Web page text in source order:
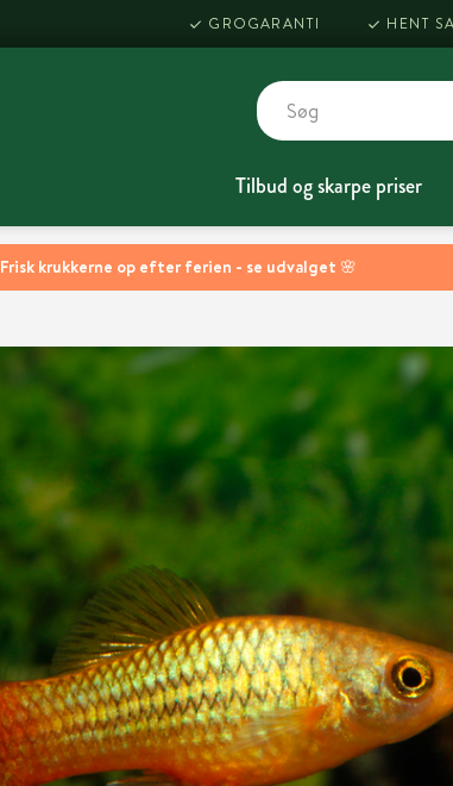
Frisk krukkerne op efter ferien - se udvalget 🌸
GROGARANTI HENT
Tilbud og skarpe priser